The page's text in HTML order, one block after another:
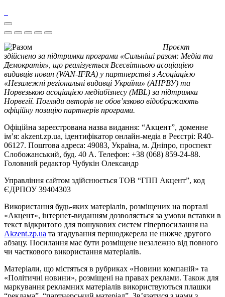
Проєкт
здійснено за підтримки програми «Сильніші разом: Медіа та
Демократія», що реалізується Всесвітньою асоціацією
видавців новин (WAN-IFRA) у партнерстві з Асоціацією
«Незалежні регіональні видавці України» (АНРВУ) та
Норвезькою асоціацією медіабізнесу (MBL) за підтримки
Норвегії. Погляди авторів не обов’язково відображають
офіційну позицію партнерів програми.
Офіційна зареєстрована назва видання: “Акцент”, доменне
ім’я: akzent.zp.ua, ідентифікатор онлайн-медіа в Реєстрі: R40-
06127. Поштова адреса: 49083, Україна, м. Дніпро, проспект
Слобожанський, буд. 40 А. Телефон: +38 (068) 859-24-88.
Головний редактор Чубукін Олександр
Управління сайтом здійснюється ТОВ “ГПП Акцент”, код
ЄДРПОУ 39404303
Використання будь-яких матеріалів, розміщених на порталі
«Акцент», інтернет-виданням дозволяється за умови вставки в
текст відкритого для пошукових систем гіперпосилання на
Akzent.zp.ua та згадування першоджерела не нижче другого
абзацу. Посилання має бути розміщене незалежно від повного
чи часткового використання матеріалів.
Матеріали, що містяться в рубриках «Новини компаній» та
«Політичні новини», розміщені на правах реклами. Також для
маркування рекламних матеріалів використвуються плашки